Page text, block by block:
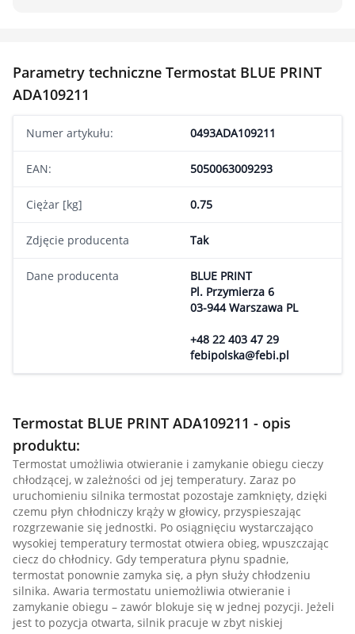
Parametry techniczne Termostat BLUE PRINT
ADA109211
Numer artykułu: 0493ADA109211
EAN: 5050063009293
Ciężar [kg] 0.75
Zdjęcie producenta Tak
Dane producenta
BLUE PRINT
Pl. Przymierza 6
03-944 Warszawa PL
+48 22 403 47 29
febipolska@febi.pl
Termostat BLUE PRINT ADA109211 - opis
produktu:
Termostat umożliwia otwieranie i zamykanie obiegu cieczy
chłodzącej, w zależności od jej temperatury. Zaraz po
uruchomieniu silnika termostat pozostaje zamknięty, dzięki
czemu płyn chłodniczy krąży w głowicy, przyspieszając
rozgrzewanie się jednostki. Po osiągnięciu wystarczająco
wysokiej temperatury termostat otwiera obieg, wpuszczając
ciecz do chłodnicy. Gdy temperatura płynu spadnie,
termostat ponownie zamyka się, a płyn służy chłodzeniu
silnika. Awaria termostatu uniemożliwia otwieranie i
zamykanie obiegu – zawór blokuje się w jednej pozycji. Jeżeli
jest to pozycja otwarta, silnik pracuje w zbyt niskiej